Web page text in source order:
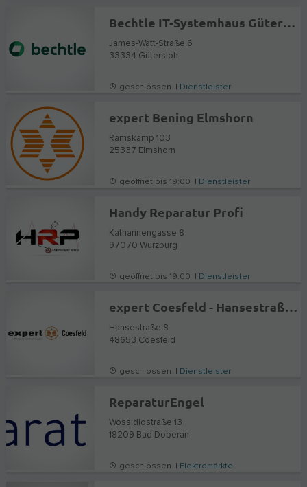
Bechtle IT-Systemhaus Gütersloh
James-Watt-Straße 6
33334 Gütersloh
geschlossen | Dienstleister
expert Bening Elmshorn
Ramskamp 103
25337 Elmshorn
geöffnet bis 19:00 | Dienstleister
Handy Reparatur Profi
Katharinengasse 8
97070 Würzburg
geöffnet bis 19:00 | Dienstleister
expert Coesfeld - Hansestraße 8
Hansestraße 8
48653 Coesfeld
geschlossen | Dienstleister
ReparaturEngel
Wossidlostraße 13
18209 Bad Doberan
geschlossen | Elektromärkte